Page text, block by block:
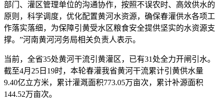
部门、灌区管理单位的沟通协作，按照不误农时、高效供水的
原则，科学调度，优化配置黄河水资源，确保春灌供水各项工
作落实落细，为保障引黄受水区粮食安全提供坚实的水资源支
撑。”河南黄河河务局相关负责人表示。
当前，全省35处黄河干流引黄灌区，已有31处全力开闸引水。
截至4月25日19时，本轮春灌我省黄河干流累计引黄供水量
9.40亿立方米，累计灌溉面积773.05万亩次，累计补源面积
144.52万亩次。